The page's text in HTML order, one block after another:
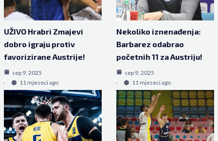
UŽIVO Hrabri Zmajevi
dobro igraju protiv
favorizirane Austrije!
sep 9, 2025
11 mjeseci ago
Nekoliko iznenađenja:
Barbarez odabrao
početnih 11 za Austriju!
sep 9, 2025
11 mjeseci ago